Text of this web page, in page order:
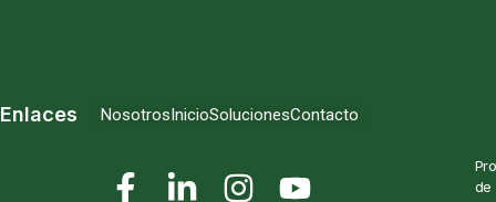
Enlaces NosotrosInicioSolucionesContacto
de